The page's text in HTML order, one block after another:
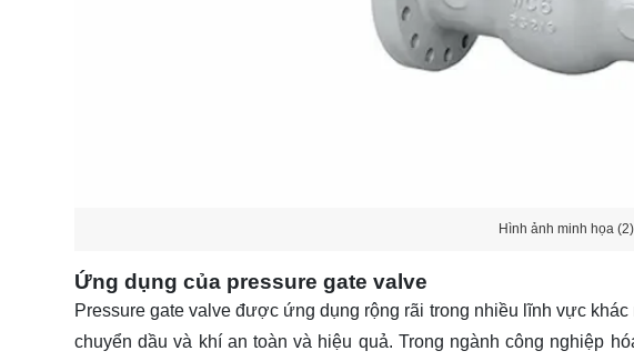
Hình ảnh minh họa (2)
Ứng dụng của pressure gate valve
Pressure gate valve được ứng dụng rộng rãi trong nhiều lĩnh vực
chuyển dầu và khí an toàn và hiệu quả. Trong ngành công nghiệp